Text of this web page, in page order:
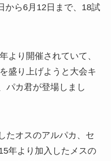
から6月12日まで、18試
より開催されていて、
盛り上げようと大会キ
パカ君が登場しまし
たオスのアルパカ、セ
年より加入したメスの